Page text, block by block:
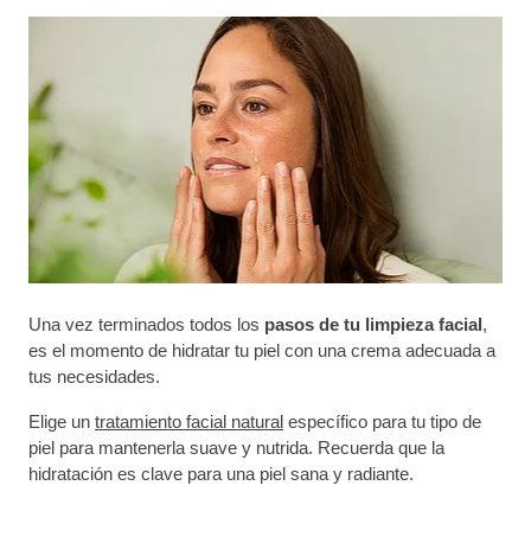
Una vez terminados todos los pasos de tu limpieza facial,
es el momento de hidratar tu piel con una crema adecuada a
tus necesidades.
Elige un tratamiento facial natural específico para tu tipo de
piel para mantenerla suave y nutrida. Recuerda que la
hidratación es clave para una piel sana y radiante.